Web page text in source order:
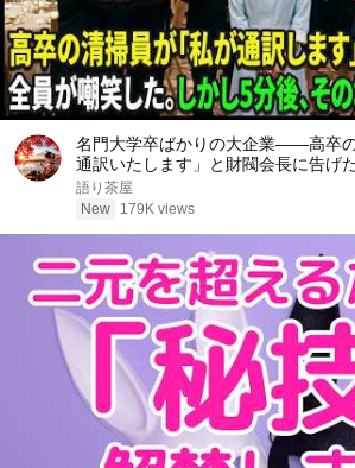
名門大学卒ばかりの大企業――高卒
通訳いたします」と財閥会長に告げ
笑した。しかし5分後、その場は静ま
エピソード#老後の物語 #家族の物語
語り茶屋
New
179K views